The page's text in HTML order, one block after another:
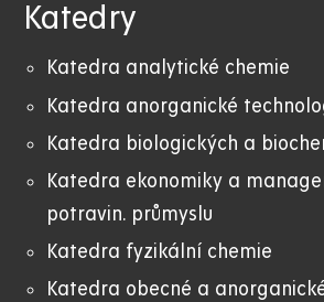
Katedry
Katedra analytické chemie
Katedra anorganické
Katedra biologických a
Katedra ekonomiky a
potravin. průmyslu
Katedra fyzikální chemie
Katedra obecné a